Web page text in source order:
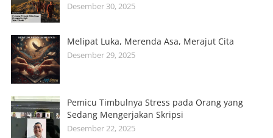
Desember 30, 2025
Melipat Luka, Merenda Asa, Merajut Cita
Desember 29, 2025
Pemicu Timbulnya Stress pada Orang yang
Sedang Mengerjakan Skripsi
Desember 22, 2025